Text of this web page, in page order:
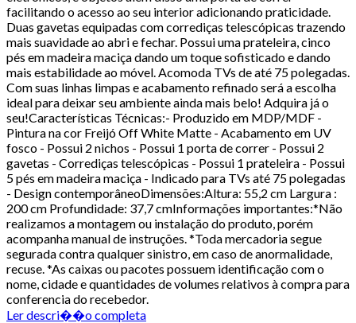
facilitando o acesso ao seu interior adicionando praticidade.
Duas gavetas equipadas com corrediças telescópicas trazendo
mais suavidade ao abri e fechar. Possui uma prateleira, cinco
pés em madeira maciça dando um toque sofisticado e dando
mais estabilidade ao móvel. Acomoda TVs de até 75 polegadas.
Com suas linhas limpas e acabamento refinado será a escolha
ideal para deixar seu ambiente ainda mais belo! Adquira já o
seu!Características Técnicas:- Produzido em MDP/MDF -
Pintura na cor Freijó Off White Matte - Acabamento em UV
fosco - Possui 2 nichos - Possui 1 porta de correr - Possui 2
gavetas - Corrediças telescópicas - Possui 1 prateleira - Possui
5 pés em madeira maciça - Indicado para TVs até 75 polegadas
- Design contemporâneoDimensões:Altura: 55,2 cm Largura :
200 cm Profundidade: 37,7 cmInformações importantes:*Não
realizamos a montagem ou instalação do produto, porém
acompanha manual de instruções. *Toda mercadoria segue
segurada contra qualquer sinistro, em caso de anormalidade,
recuse. *As caixas ou pacotes possuem identificação com o
nome, cidade e quantidades de volumes relativos à compra para
conferencia do recebedor.
Ler descri��o completa